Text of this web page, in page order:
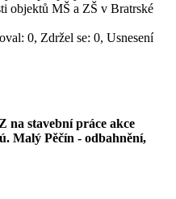
objektů MŠ a ZŠ v Bratrské
0, Zdržel se: 0, Usnesení
na stavební práce akce
Malý Pěčín - odbahnění,